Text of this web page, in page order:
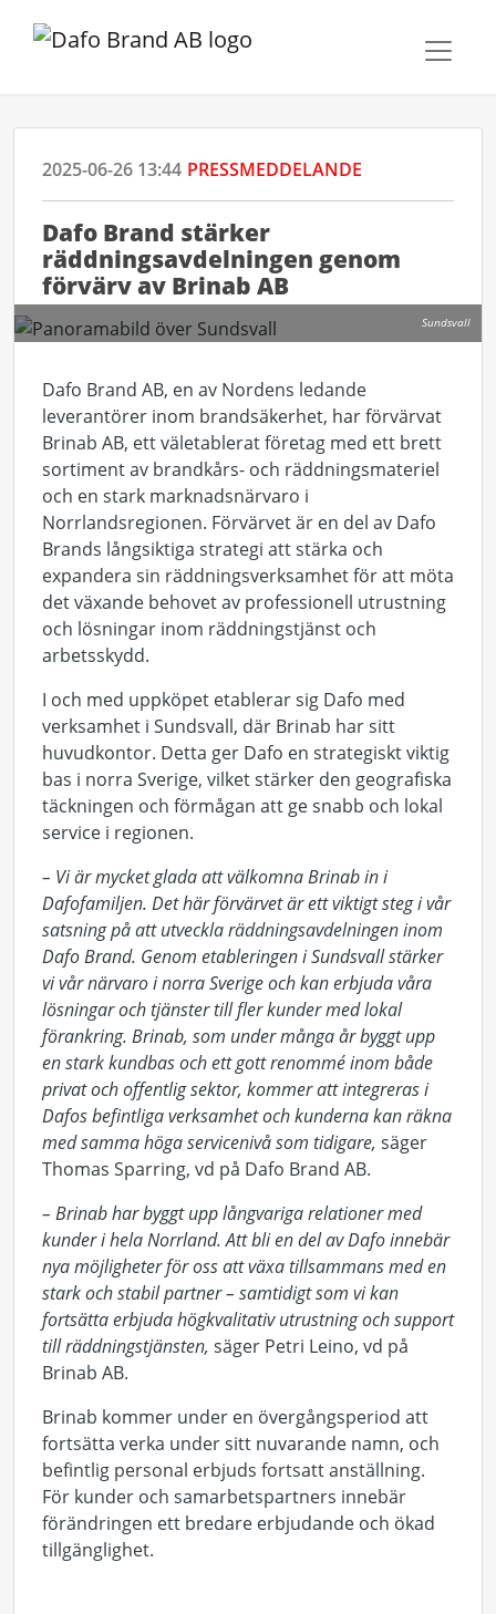
2025-06-26 13:44 PRESSMEDDELANDE
Dafo Brand stärker
räddningsavdelningen genom
förvärv av Brinab AB
Sundsvall
Dafo Brand AB, en av Nordens ledande
leverantörer inom brandsäkerhet, har förvärvat
Brinab AB, ett väletablerat företag med ett brett
sortiment av brandkårs- och räddningsmateriel
och en stark marknadsnärvaro i
Norrlandsregionen. Förvärvet är en del av Dafo
Brands långsiktiga strategi att stärka och
expandera sin räddningsverksamhet för att möta
det växande behovet av professionell utrustning
och lösningar inom räddningstjänst och
arbetsskydd.
I och med uppköpet etablerar sig Dafo med
verksamhet i Sundsvall, där Brinab har sitt
huvudkontor. Detta ger Dafo en strategiskt viktig
bas i norra Sverige, vilket stärker den geografiska
täckningen och förmågan att ge snabb och lokal
service i regionen.
– Vi är mycket glada att välkomna Brinab in i
Dafofamiljen. Det här förvärvet är ett viktigt steg i vår
satsning på att utveckla räddningsavdelningen inom
Dafo Brand. Genom etableringen i Sundsvall stärker
vi vår närvaro i norra Sverige och kan erbjuda våra
lösningar och tjänster till fler kunder med lokal
förankring. Brinab, som under många år byggt upp
en stark kundbas och ett gott renommé inom både
privat och offentlig sektor, kommer att integreras i
Dafos befintliga verksamhet och kunderna kan räkna
med samma höga servicenivå som tidigare, säger
Thomas Sparring, vd på Dafo Brand AB.
– Brinab har byggt upp långvariga relationer med
kunder i hela Norrland. Att bli en del av Dafo innebär
nya möjligheter för oss att växa tillsammans med en
stark och stabil partner – samtidigt som vi kan
fortsätta erbjuda högkvalitativ utrustning och support
till räddningstjänsten, säger Petri Leino, vd på
Brinab AB.
Brinab kommer under en övergångsperiod att
fortsätta verka under sitt nuvarande namn, och
befintlig personal erbjuds fortsatt anställning.
För kunder och samarbetspartners innebär
förändringen ett bredare erbjudande och ökad
tillgänglighet.